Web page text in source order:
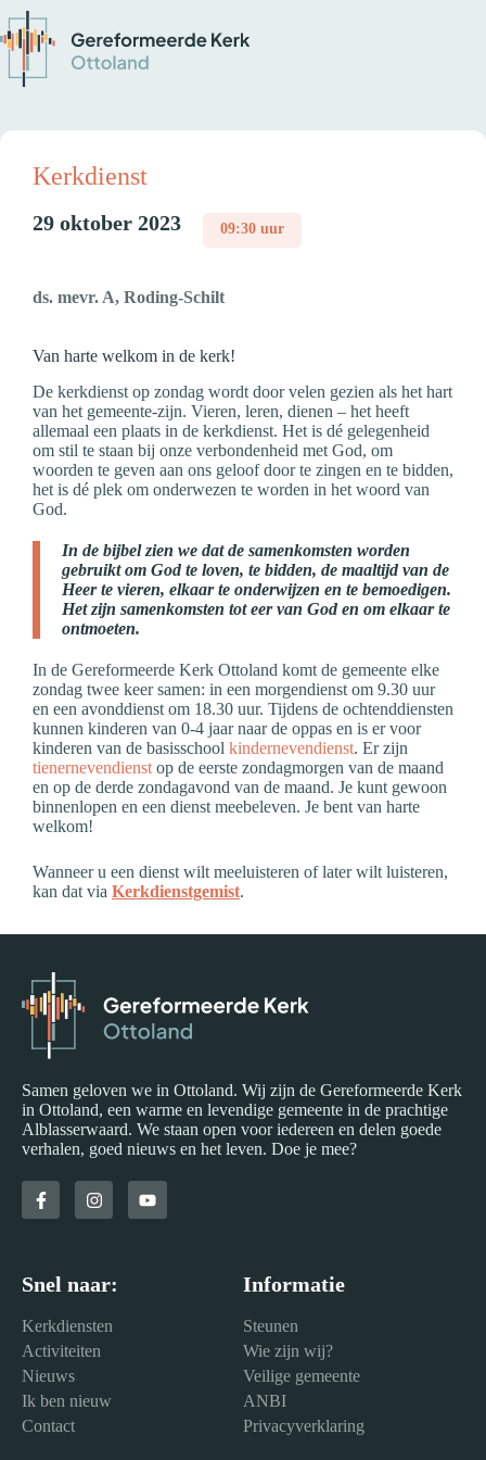
Kerkdienst
29 oktober 2023 09:30 uur
ds. mevr. A, Roding-Schilt
Van harte welkom in de kerk!
De kerkdienst op zondag wordt door velen gezien als het hart
van het gemeente-zijn. Vieren, leren, dienen – het heeft
allemaal een plaats in de kerkdienst. Het is dé gelegenheid
om stil te staan bij onze verbondenheid met God, om
woorden te geven aan ons geloof door te zingen en te bidden,
het is dé plek om onderwezen te worden in het woord van
God.
In de bijbel zien we dat de samenkomsten worden
gebruikt om God te loven, te bidden, de maaltijd van de
Heer te vieren, elkaar te onderwijzen en te bemoedigen.
Het zijn samenkomsten tot eer van God en om elkaar te
ontmoeten.
In de Gereformeerde Kerk Ottoland komt de gemeente elke
zondag twee keer samen: in een morgendienst om 9.30 uur
en een avonddienst om 18.30 uur. Tijdens de ochtenddiensten
kunnen kinderen van 0-4 jaar naar de oppas en is er voor
kinderen van de basisschool kindernevendienst. Er zijn
tienernevendienst op de eerste zondagmorgen van de maand
en op de derde zondagavond van de maand. Je kunt gewoon
binnenlopen en een dienst meebeleven. Je bent van harte
welkom!
Wanneer u een dienst wilt meeluisteren of later wilt luisteren,
kan dat via Kerkdienstgemist.
Samen geloven we in Ottoland. Wij zijn de Gereformeerde Kerk
in Ottoland, een warme en levendige gemeente in de prachtige
Alblasserwaard. We staan open voor iedereen en delen goede
verhalen, goed nieuws en het leven. Doe je mee?
Snel naar:
Kerkdiensten
Activiteiten
Nieuws
Ik ben nieuw
Contact
Informatie
Steunen
Wie zijn wij?
Veilige gemeente
ANBI
Privacyverklaring